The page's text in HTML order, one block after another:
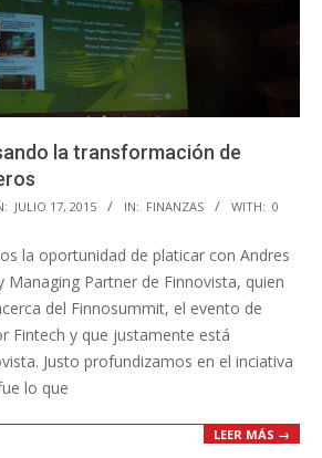
la transformación de
JULIO 17, 2015 IN: FINANZAS WITH: 0
la oportunidad de platicar con Andres
Partner de Finnovista, quien
del Finnosummit, el evento de
Fintech y que justamente está
Justo profundizamos en el inciativa
lo que
LEER MÁS →